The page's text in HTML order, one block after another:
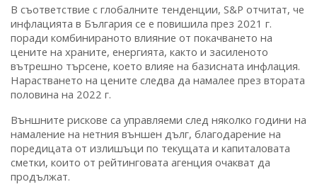
В съответствие с глобалните тенденции, S&P отчитат, че
инфлацията в България се е повишила през 2021 г.
поради комбинираното влияние от покачването на
цените на храните, енергията, както и засиленото
вътрешно търсене, което влияе на базисната инфлация.
Нарастването на цените следва да намалее през втората
половина на 2022 г.
Външните рискове са управляеми след няколко години на
намаление на нетния външен дълг, благодарение на
поредицата от излишъци по текущата и капиталовата
сметки, които от рейтинговата агенция очакват да
продължат.